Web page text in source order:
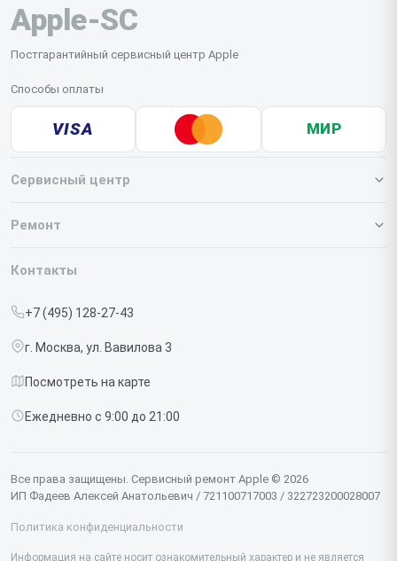
Apple-SC
Постгарантийный сервисный центр Apple
Способы оплаты
VISA МИР
Сервисный центр
О нашем сервисе
Срочный ремонт
Доставка и способы оплаты
Диагностика
Контакты
Ремонт
Iphone
Studio Display
Контакты
+7 (495) 128-27-43
г. Москва, ул. Вавилова 3
Посмотреть на карте
Ежедневно с 9:00 до 21:00
Все права защищены. Сервисный ремонт Apple © 2026
ИП Фадеев Алексей Анатольевич / 721100717003 / 322723200028007
Политика конфиденциальности
Информация на сайте носит ознакомительный характер и не является